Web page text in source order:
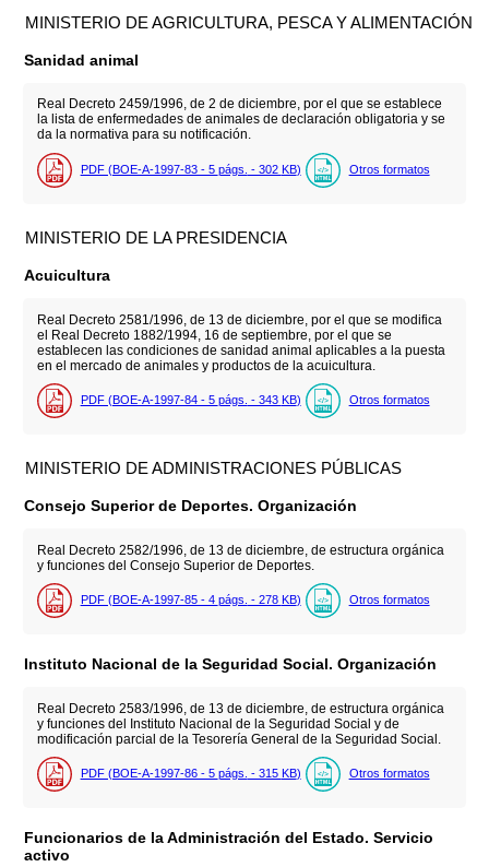
MINISTERIO DE AGRICULTURA, PESCA Y ALIMENTACIÓN
Sanidad animal
Real Decreto 2459/1996, de 2 de diciembre, por el que se establece
la lista de enfermedades de animales de declaración obligatoria y se
da la normativa para su notificación.
PDF (BOE-A-1997-83 - 5 págs. - 302 KB) Otros formatos
MINISTERIO DE LA PRESIDENCIA
Acuicultura
Real Decreto 2581/1996, de 13 de diciembre, por el que se modifica
el Real Decreto 1882/1994, 16 de septiembre, por el que se
establecen las condiciones de sanidad animal aplicables a la puesta
en el mercado de animales y productos de la acuicultura.
PDF (BOE-A-1997-84 - 5 págs. - 343 KB) Otros formatos
MINISTERIO DE ADMINISTRACIONES PÚBLICAS
Consejo Superior de Deportes. Organización
Real Decreto 2582/1996, de 13 de diciembre, de estructura orgánica
y funciones del Consejo Superior de Deportes.
PDF (BOE-A-1997-85 - 4 págs. - 278 KB) Otros formatos
Instituto Nacional de la Seguridad Social. Organización
Real Decreto 2583/1996, de 13 de diciembre, de estructura orgánica
y funciones del Instituto Nacional de la Seguridad Social y de
modificación parcial de la Tesorería General de la Seguridad Social.
PDF (BOE-A-1997-86 - 5 págs. - 315 KB) Otros formatos
Funcionarios de la Administración del Estado. Servicio
activo